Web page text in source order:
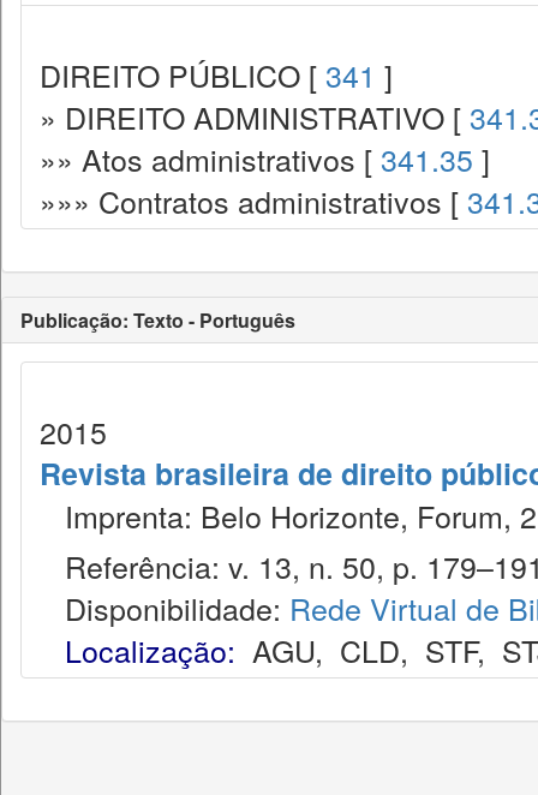
DIREITO PÚBLICO [ 341 ]
» DIREITO ADMINISTRATIVO [
»» Atos administrativos [ 341.35 ]
»»» Contratos administrativos [
Publicação: Texto - Português
2015
Revista brasileira de direito
Imprenta: Belo Horizonte, Forum,
Referência: v. 13, n. 50, p.
Disponibilidade: Rede Virtual de
Localização: AGU, CLD, STF,